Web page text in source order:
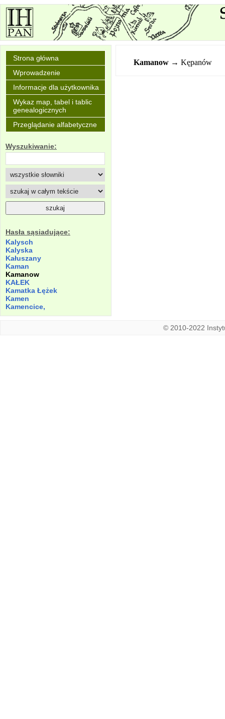
Strona główna
Wprowadzenie
Informacje dla użytkownika
Wykaz map, tabel i tablic
genealogicznych
Przeglądanie alfabetyczne
Wyszukiwanie:
Hasła sąsiadujące:
Kalysch
Kalyska
Kałuszany
Kaman
Kamanow
KAŁEK
Kamatka Łężek
Kamen
Kamencice,
Kamanow → Kępanów
© 2010-2022